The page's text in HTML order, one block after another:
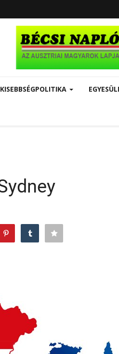
KISEBBSÉGPOLITIKA